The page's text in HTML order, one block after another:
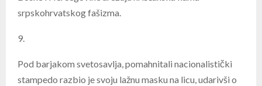
srpskohrvatskog fašizma.
9.
Pod barjakom svetosavlja, pomahnitali nacionalistički
stampedo razbio je svoju lažnu masku na licu, udarivši o